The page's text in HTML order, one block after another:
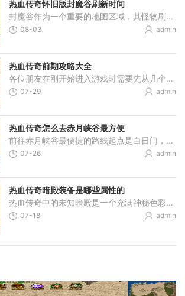
热血传奇怀旧版封魔谷刷新时间
封魔谷作为一个重要的地图区域，其怪物刷新时间对玩家规划游戏进程具有关键意义。封魔谷地图分为多个层次，每个层次的怪物刷新时间都有具体规律，了解这些时间规律可以帮助玩
08-03 admin
热血传奇前期攻略大全
各位朋友在刚开始进入游戏时需要先从几个基本步骤入手，首先咱们要认真看看游戏操作界面，在屏幕的上方一般会显示地图和角色信息，右侧往往是技能栏和背包，得先弄明白每个按
07-29 admin
热血传奇怎么去赤月峡谷最方便
前往赤月峡谷最便捷的路线起点是白日门，从此处出发可以最为高效地抵达目的地。从白日门坐标（350,239）附近可以找到丛林迷宫的入口，进入丛林迷宫后，通过坐标（321,120）的传送点
07-26 admin
热血传奇暗殿装备是哪些属性的
热血传奇中的未知暗殿是一个充满神秘色彩的特殊地图，其显著特点是产出具有独特属性的神秘装备系列。神秘装备共有三种类型，分别是神秘头盔、神秘手镯和神秘戒指。这些装备的
07-18 admin